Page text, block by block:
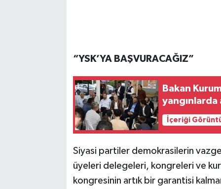
“YSK’YA BAŞVURACAĞIZ”
Bakan
yangınlarda
İçeriği
Siyasi partiler demokrasilerin
üyeleri delegeleri, kongreleri ve
kongresinin artık bir garantisi